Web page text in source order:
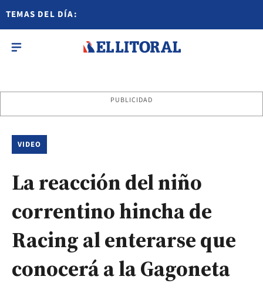
TEMAS DEL DÍA:
PUBLICIDAD
VIDEO
La reacción del niño
correntino hincha de
Racing al enterarse que
conocerá a la Gagoneta